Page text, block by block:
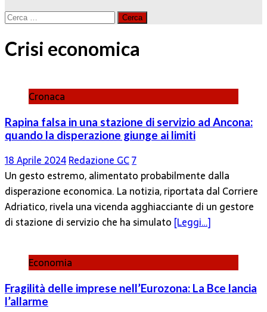
Ricerca
Crisi economica
Cronaca
Rapina falsa in una stazione di servizio ad Ancona:
quando la disperazione giunge ai limiti
18 Aprile 2024Redazione GC7
Un gesto estremo, alimentato probabilmente dalla
disperazione economica. La notizia, riportata dal Corriere
Adriatico, rivela una vicenda agghiacciante di un gestore
di stazione di servizio che ha simulato [Leggi…]
Economia
Fragilità delle imprese nell’Eurozona: La Bce lancia
l’allarme